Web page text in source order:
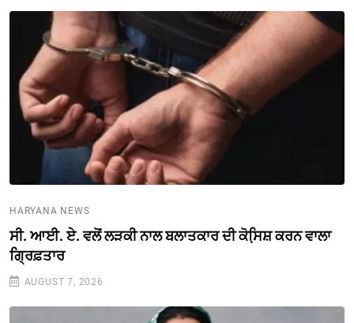
HARYANA NEWS
ਸੀ. ਆਈ. ਏ. ਵਲੋਂ ਲੜਕੀ ਨਾਲ ਬਲਾਤਕਾਰ ਦੀ ਕੋਸਿ਼ਸ਼ ਕਰਨ ਵਾਲਾ
ਗ੍ਰਿਫ਼ਤਾਰ
AUGUST 7, 2026